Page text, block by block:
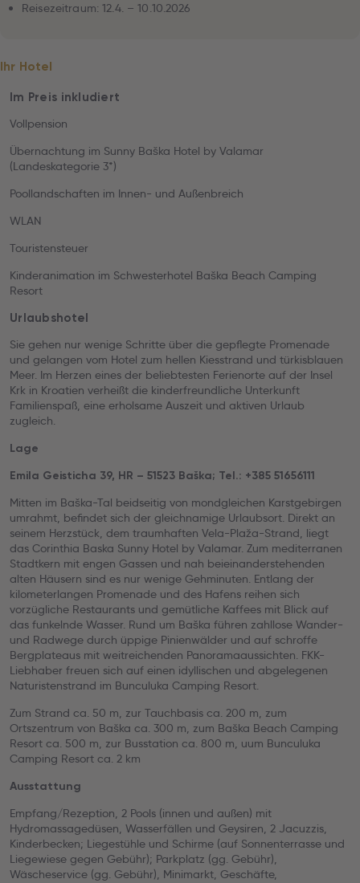
Reisezeitraum: 12.4. – 10.10.2026
Ihr Hotel
Im Preis inkludiert
Vollpension
Übernachtung im Sunny Baška Hotel by Valamar
(Landeskategorie 3*)
Poollandschaften im Innen- und Außenbreich
WLAN
Touristensteuer
Kinderanimation im Schwesterhotel Baška Beach Camping
Resort
Urlaubshotel
Sie gehen nur wenige Schritte über die gepflegte Promenade
und gelangen vom Hotel zum hellen Kiesstrand und türkisblauen
Meer. Im Herzen eines der beliebtesten Ferienorte auf der Insel
Krk in Kroatien verheißt die kinderfreundliche Unterkunft
Familienspaß, eine erholsame Auszeit und aktiven Urlaub
zugleich.
Lage
Emila Geisticha 39, HR – 51523 Baška; Tel.: +385 51656111
Mitten im Baška-Tal beidseitig von mondgleichen Karstgebirgen
umrahmt, befindet sich der gleichnamige Urlaubsort. Direkt an
seinem Herzstück, dem traumhaften Vela-Plaža-Strand, liegt
das Corinthia Baska Sunny Hotel by Valamar. Zum mediterranen
Stadtkern mit engen Gassen und nah beieinanderstehenden
alten Häusern sind es nur wenige Gehminuten. Entlang der
kilometerlangen Promenade und des Hafens reihen sich
vorzügliche Restaurants und gemütliche Kaffees mit Blick auf
das funkelnde Wasser. Rund um Baška führen zahllose Wander-
und Radwege durch üppige Pinienwälder und auf schroffe
Bergplateaus mit weitreichenden Panoramaaussichten. FKK-
Liebhaber freuen sich auf einen idyllischen und abgelegenen
Naturistenstrand im Bunculuka Camping Resort.
Zum Strand ca. 50 m, zur Tauchbasis ca. 200 m, zum
Ortszentrum von Baška ca. 300 m, zum Baška Beach Camping
Resort ca. 500 m, zur Busstation ca. 800 m, uum Bunculuka
Camping Resort ca. 2 km
Ausstattung
Empfang/Rezeption, 2 Pools (innen und außen) mit
Hydromassagedüsen, Wasserfällen und Geysiren, 2 Jacuzzis,
Kinderbecken; Liegestühle und Schirme (auf Sonnenterrasse und
Liegewiese gegen Gebühr); Parkplatz (gg. Gebühr),
Wäscheservice (gg. Gebühr), Minimarkt, Geschäfte,